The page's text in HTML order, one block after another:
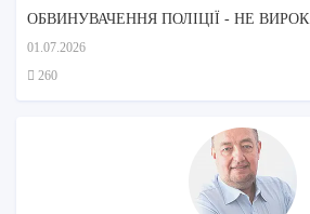
ОБВИНУВАЧЕННЯ ПОЛІЦІЇ - НЕ ВИРОК
01.07.2026
260